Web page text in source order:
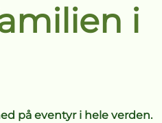
i
på eventyr i hele verden.